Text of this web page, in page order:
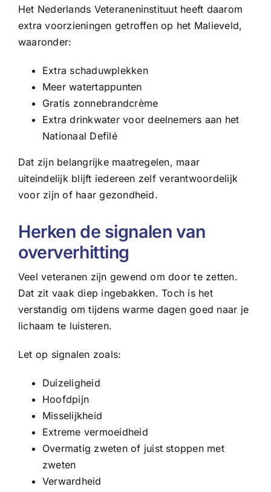
Het Nederlands Veteraneninstituut heeft daarom
extra voorzieningen getroffen op het Malieveld,
waaronder:
Extra schaduwplekken
Meer watertappunten
Gratis zonnebrandcrème
Extra drinkwater voor deelnemers aan het
Nationaal Defilé
Dat zijn belangrijke maatregelen, maar
uiteindelijk blijft iedereen zelf verantwoordelijk
voor zijn of haar gezondheid.
Herken de signalen van
oververhitting
Veel veteranen zijn gewend om door te zetten.
Dat zit vaak diep ingebakken. Toch is het
verstandig om tijdens warme dagen goed naar je
lichaam te luisteren.
Let op signalen zoals:
Duizeligheid
Hoofdpijn
Misselijkheid
Extreme vermoeidheid
Overmatig zweten of juist stoppen met
zweten
Verwardheid